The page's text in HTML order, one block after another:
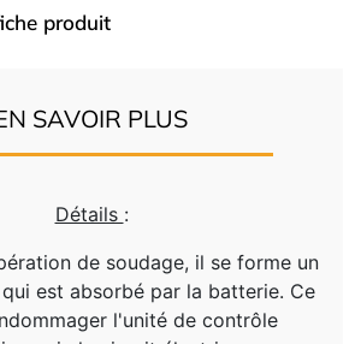
produit
SAVOIR PLUS
Détails :
de soudage, il se forme un
est absorbé par la batterie. Ce
l'unité de contrôle